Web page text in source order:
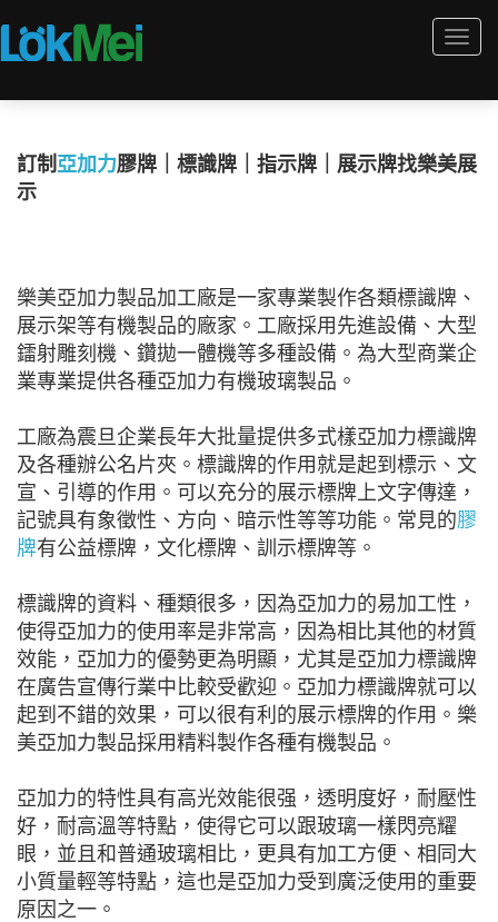
訂制亞加力膠牌｜標識牌｜指示牌｜展示牌找樂美展
示
樂美亞加力製品加工廠是一家專業製作各類標識牌、
展示架等有機製品的廠家。工廠採用先進設備、大型
鐳射雕刻機、鑽拋一體機等多種設備。為大型商業企
業專業提供各種亞加力有機玻璃製品。
工廠為震旦企業長年大批量提供多式樣亞加力標識牌
及各種辦公名片夾。標識牌的作用就是起到標示、文
宣、引導的作用。可以充分的展示標牌上文字傳達，
記號具有象徵性、方向、暗示性等等功能。常見的膠
牌有公益標牌，文化標牌、訓示標牌等。
標識牌的資料、種類很多，因為亞加力的易加工性，
使得亞加力的使用率是非常高，因為相比其他的材質
效能，亞加力的優勢更為明顯，尤其是亞加力標識牌
在廣告宣傳行業中比較受歡迎。亞加力標識牌就可以
起到不錯的效果，可以很有利的展示標牌的作用。樂
美亞加力製品採用精料製作各種有機製品。
亞加力的特性具有高光效能很强，透明度好，耐壓性
好，耐高溫等特點，使得它可以跟玻璃一樣閃亮耀
眼，並且和普通玻璃相比，更具有加工方便、相同大
小質量輕等特點，這也是亞加力受到廣泛使用的重要
原因之一。